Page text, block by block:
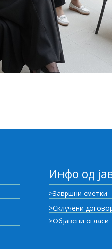
Инфо од
>Завршни сметки
>Склучени
>Објавени огласи